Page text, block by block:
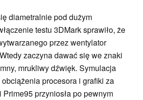
diametralnie pod dużym
testu 3DMark sprawiło, że
przez wentylator
zaczyna dawać się we znaki
mrukliwy dźwięk. Symulacja
procesora i grafiki za
przyniosła po pewnym